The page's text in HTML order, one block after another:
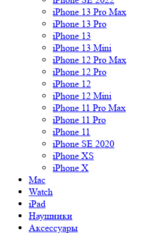
iPhone 13 Pro Max
iPhone 13 Pro
iPhone 13
iPhone 13 Mini
iPhone 12 Pro Max
iPhone 12 Pro
iPhone 12
iPhone 12 Mini
iPhone 11 Pro Max
iPhone 11 Pro
iPhone 11
iPhone SE 2020
iPhone XS
iPhone X
Mac
Watch
iPad
Наушники
Аксессуары